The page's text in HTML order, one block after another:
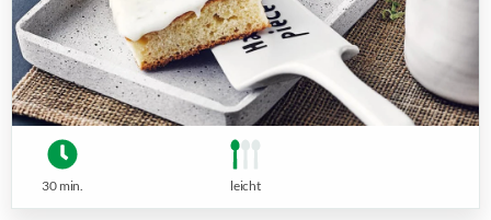
30 min. leicht